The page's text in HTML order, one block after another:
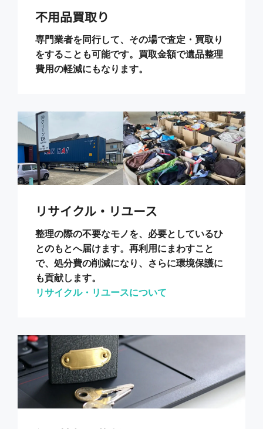
不用品買取り
専門業者を同行して、その場で査定・買取り
をすることも可能です。買取金額で遺品整理
費用の軽減にもなります。
リサイクル・リユース
整理の際の不要なモノを、必要としているひ
とのもとへ届けます。再利用にまわすこと
で、処分費の削減になり、さらに環境保護に
も貢献します。
リサイクル・リユースについて